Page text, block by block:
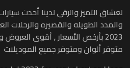
لعشاق التميز والرقى لدينا أحدث
والمدد الطويله والقصيره والرحلات
2023 بأرخص الأسعار , أقوى
متوفر ألوان ومتوفر جميع الموديلات